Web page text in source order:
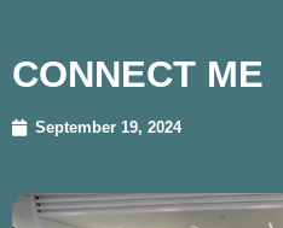
CONNECT ME
September 19, 2024